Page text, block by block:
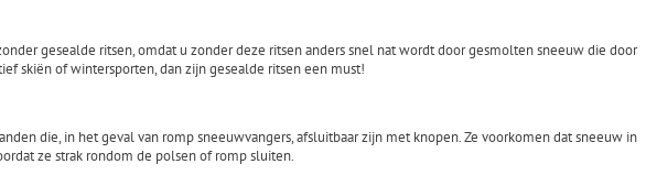
gesealde ritsen, omdat u zonder deze ritsen anders snel nat wordt door gesmolten sneeuw die door
skiën of wintersporten, dan zijn gesealde ritsen een must!
die, in het geval van romp sneeuwvangers, afsluitbaar zijn met knopen. Ze voorkomen dat sneeuw in
ze strak rondom de polsen of romp sluiten.